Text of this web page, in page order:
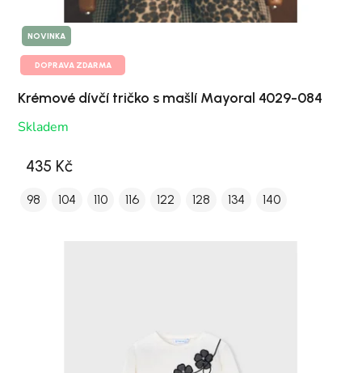
NOVINKA
DOPRAVA ZDARMA
Krémové dívčí tričko s mašlí Mayoral 4029-084
Skladem
435 Kč
98 104 110 116 122 128 134 140